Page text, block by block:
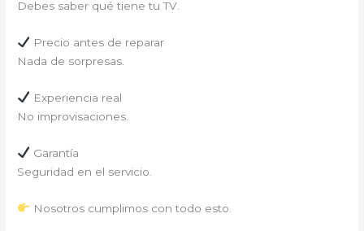
Debes saber qué tiene tu TV.
Precio antes de reparar
Nada de sorpresas.
Experiencia real
No improvisaciones.
Garantía
Seguridad en el servicio.
Nosotros cumplimos con todo esto.